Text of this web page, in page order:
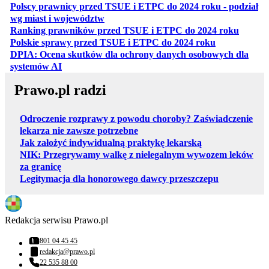
Polscy prawnicy przed TSUE i ETPC do 2024 roku - podział
wg miast i województwotwiera się w nowej karcie
Ranking prawników przed TSUE i ETPC do 2024 roku
Polskie sprawy przed TSUE i ETPC do 2024 roku
DPIA: Ocena skutków dla ochrony danych osobowych dla
systemów AIotwiera się w nowej karcie
Prawo.pl radzi
Odroczenie rozprawy z powodu choroby? Zaświadczenie
lekarza nie zawsze potrzebne
Jak założyć indywidualną praktykę lekarską
NIK: Przegrywamy walkę z nielegalnym wywozem leków
za granicę
Legitymacja dla honorowego dawcy przeszczepu
Redakcja serwisu Prawo.pl
Numer telefonu:
801 04 45 45
Adres email:
redakcja@prawo.pl
Numer telefonu:
22 535 88 00